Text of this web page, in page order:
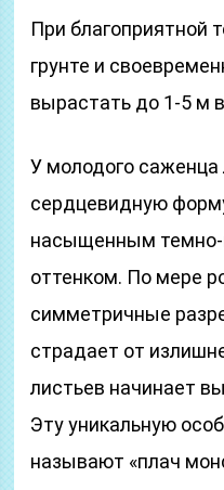
При благоприятной
грунте и
вырастать до 1-5 м
У молодого
сердцевидную
насыщенным
оттенком. По мере
симметричные
страдает от
листьев начинает
Эту уникальную
называют «плач